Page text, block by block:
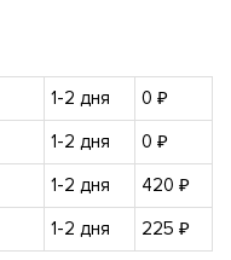
1-2 дня
0 ₽
1-2 дня
0 ₽
1-2 дня
420 ₽
1-2 дня 225 ₽